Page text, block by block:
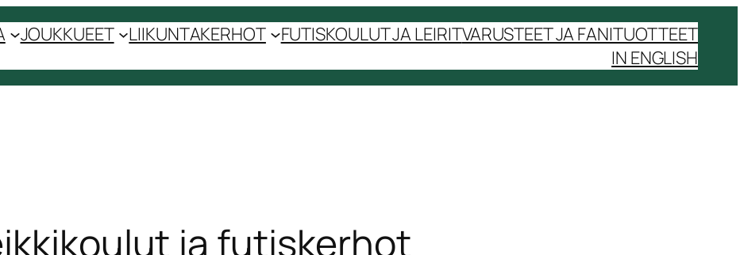
JOUKKUEET LIIKUNTAKERHOT FUTISKOULUT JA LEIRITVARUSTEET JA FANITUOTTEET
IN ENGLISH
ja futiskerhot